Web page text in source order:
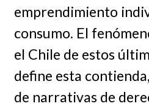
emprendimiento
consumo. El
el Chile de estos
define esta
de narrativas de